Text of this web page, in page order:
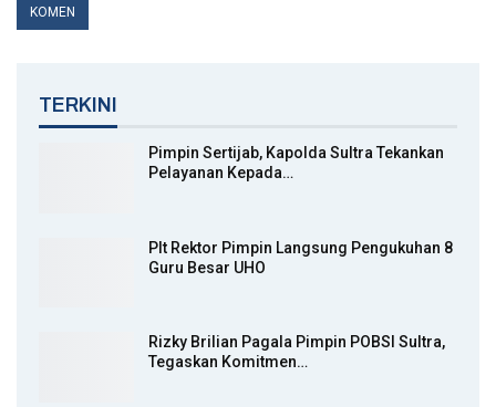
TERKINI
Pimpin Sertijab, Kapolda Sultra Tekankan
Pelayanan Kepada…
Plt Rektor Pimpin Langsung Pengukuhan 8
Guru Besar UHO
Rizky Brilian Pagala Pimpin POBSI Sultra,
Tegaskan Komitmen…